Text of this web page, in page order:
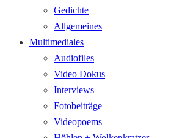
Gedichte
Allgemeines
Multimediales
Audiofiles
Video Dokus
Interviews
Fotobeiträge
Videopoems